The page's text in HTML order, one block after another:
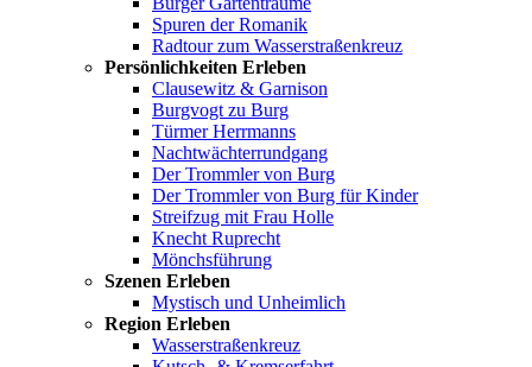
Spuren der Romanik
Radtour zum Wasserstraßenkreuz
Persönlichkeiten Erleben
Clausewitz & Garnison
Burgvogt zu Burg
Türmer Herrmanns
Nachtwächterrundgang
Der Trommler von Burg
Der Trommler von Burg für Kinder
Streifzug mit Frau Holle
Knecht Ruprecht
Mönchsführung
Szenen Erleben
Mystisch und Unheimlich
Region Erleben
Wasserstraßenkreuz